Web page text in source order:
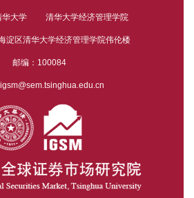
华大学 清华大学经济管理学院
淀区清华大学经济管理学院伟伦楼
邮编：100084